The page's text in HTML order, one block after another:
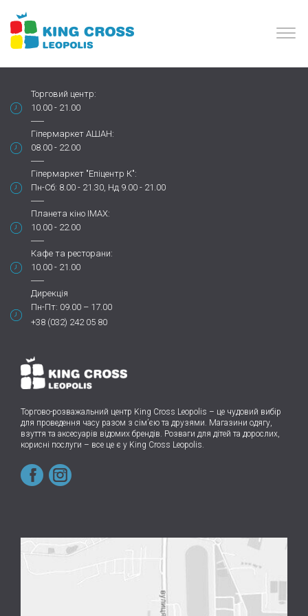
Торговий центр:
10.00 - 21.00
Гіпермаркет АШАН:
08.00 - 22.00
Гіпермаркет "Епіцентр К":
Пн-Сб: 8.00 - 21.30, Нд 9.00 - 21.00
Планета кіно IMAX:
10.00 - 22.00
Кафе та ресторани:
10.00 - 21.00
Дирекція
Пн-Пт: 09.00 – 17.00
+38 (032) 242 05 80
Торгово-розважальний центр King Cross Leopolis – це чудовий вибір
для проведення часу разом з сім’єю та друзями. Магазини одягу,
взуття та аксесуарів відомих брендів. Розваги для дітей та дорослих,
корисні послуги – все це є у King Cross Leopolis.